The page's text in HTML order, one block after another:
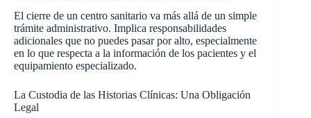
El cierre de un centro sanitario va más allá de un simple
trámite administrativo. Implica responsabilidades
adicionales que no puedes pasar por alto, especialmente
en lo que respecta a la información de los pacientes y el
equipamiento especializado.
La Custodia de las Historias Clínicas: Una Obligación
Legal